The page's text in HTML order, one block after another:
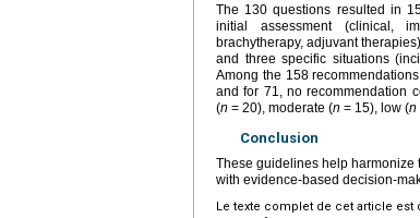
The 130 questions resulted in
initial assessment (clinical,
brachytherapy, adjuvant
and three specific situations
Among the 158
and for 71, no recommendation
(n = 20), moderate (n = 15), low (n
Conclusion
These guidelines help harmonize
with evidence-based decision-
Le texte complet de cet article est